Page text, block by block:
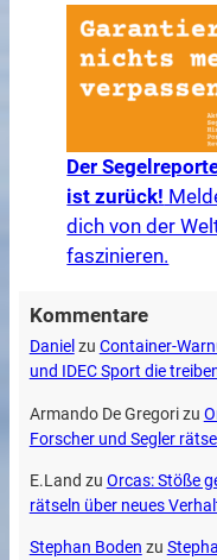
Der
ist zurück!
dich von der
faszinieren.
Kommentare
Daniel zu Container-
und IDEC Sport die
Armando De Gregorizu
Forscher und Segler
E.Land zu Orcas: Stöße
rätseln über neues
Stephan Boden zu